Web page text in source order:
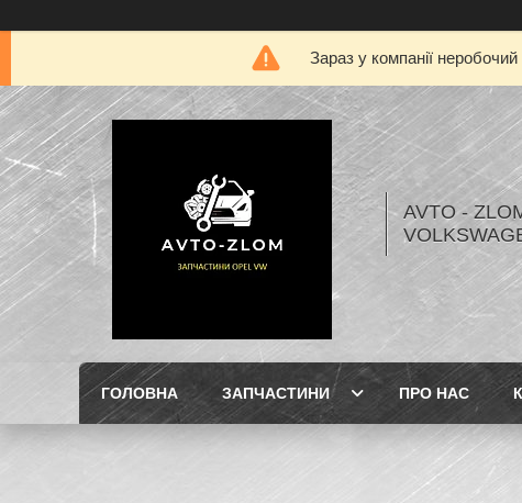
Зараз у компанії
AVTO -
ГОЛОВНА ЗАПЧАСТИНИ ПРО НАС